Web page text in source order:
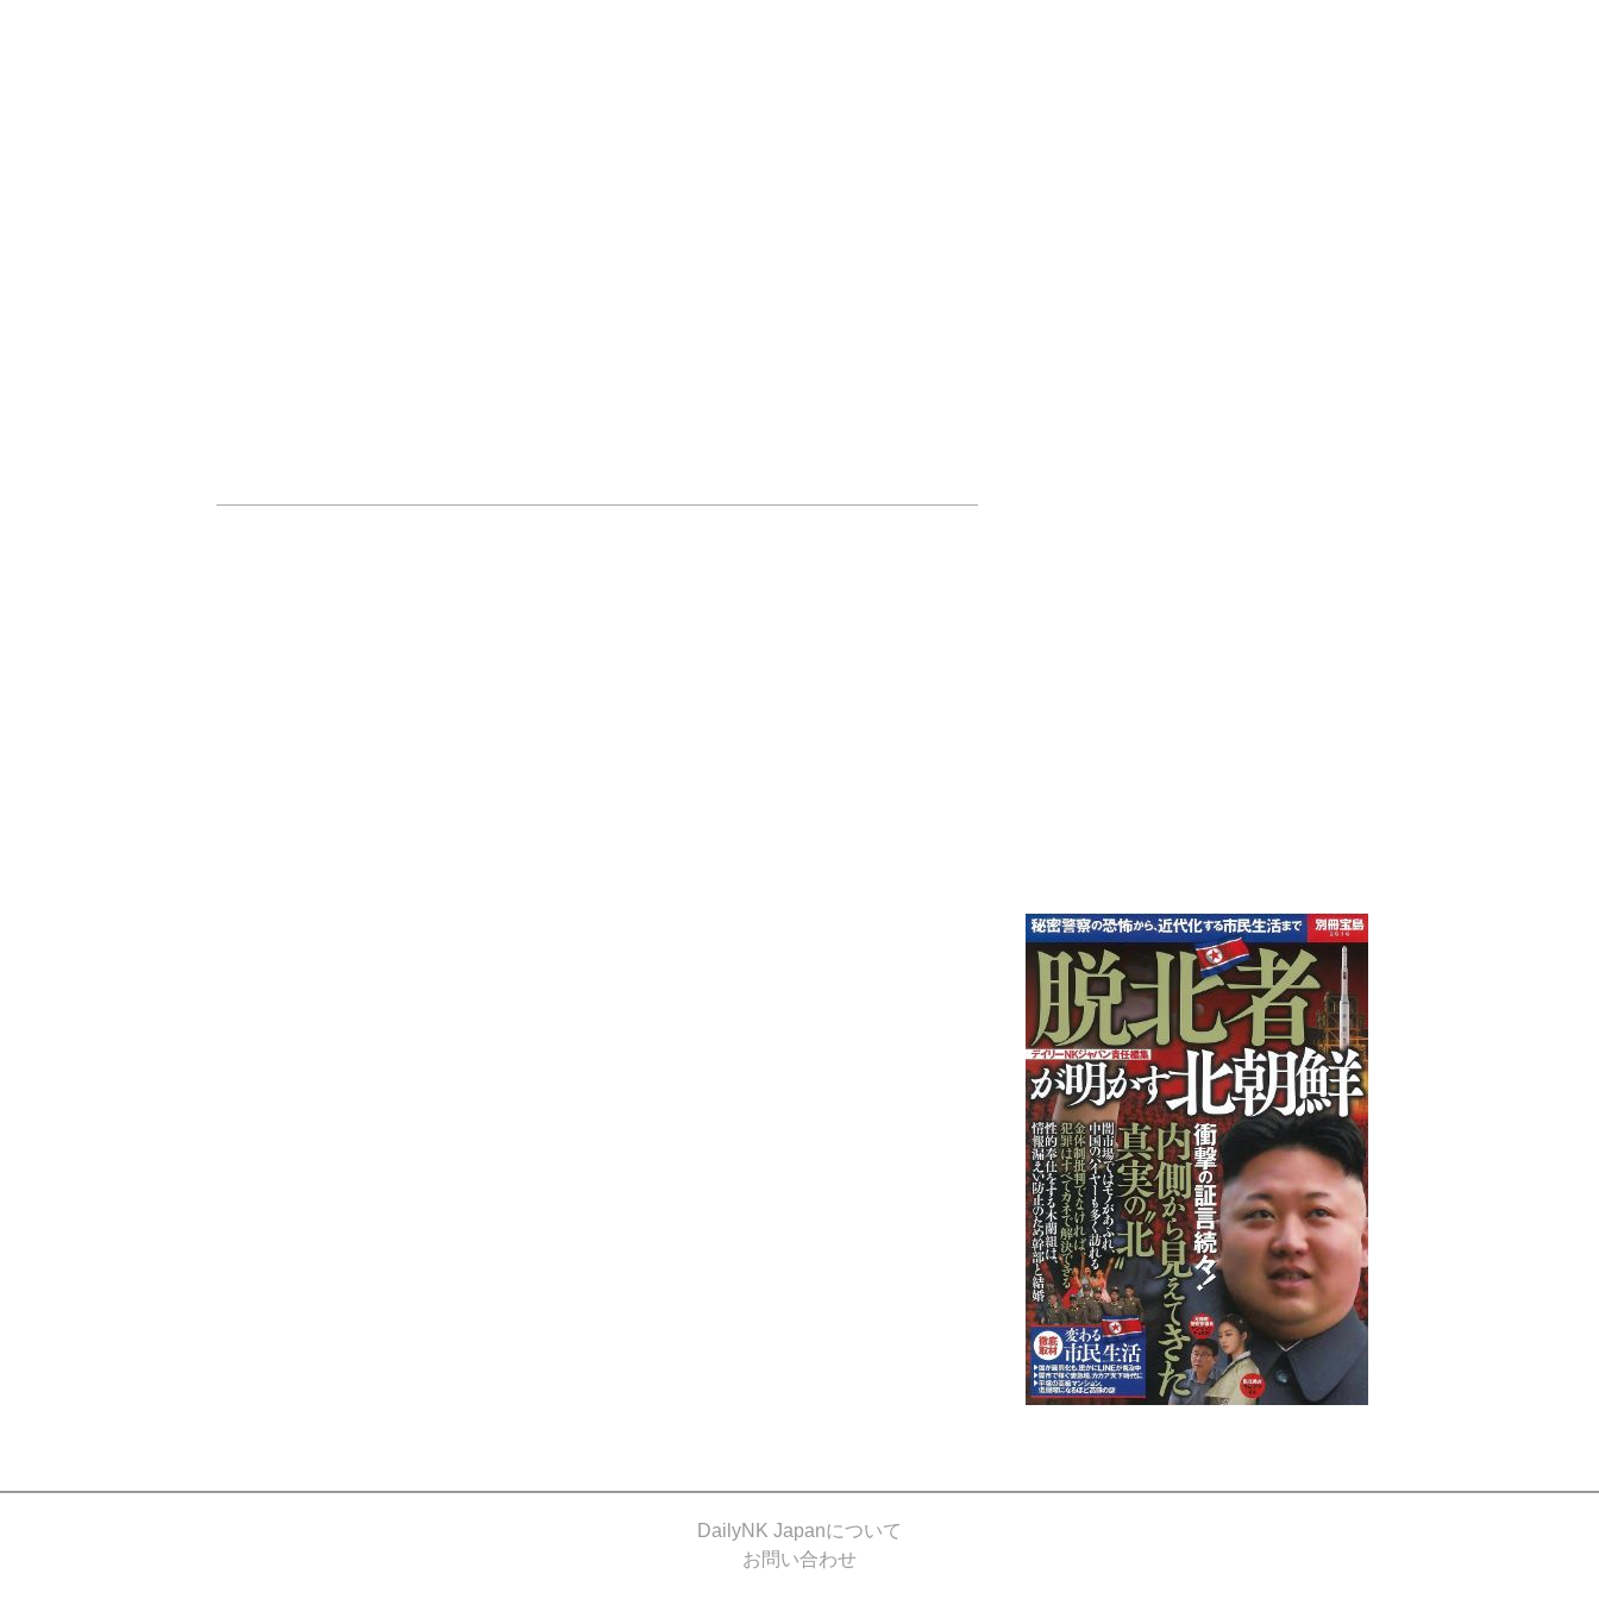
DailyNK Japanについて
お問い合わせ